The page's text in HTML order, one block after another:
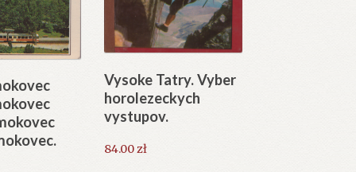
Vysoke Tatry. Vyber
horolezeckych
vystupov.
84.00zł